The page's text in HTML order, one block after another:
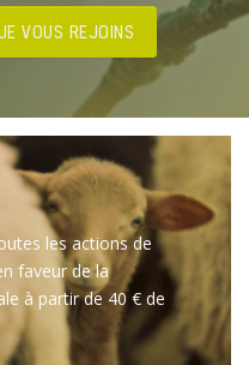
VOUS REJOINS
les actions de
faveur de la
à partir de 40 € de